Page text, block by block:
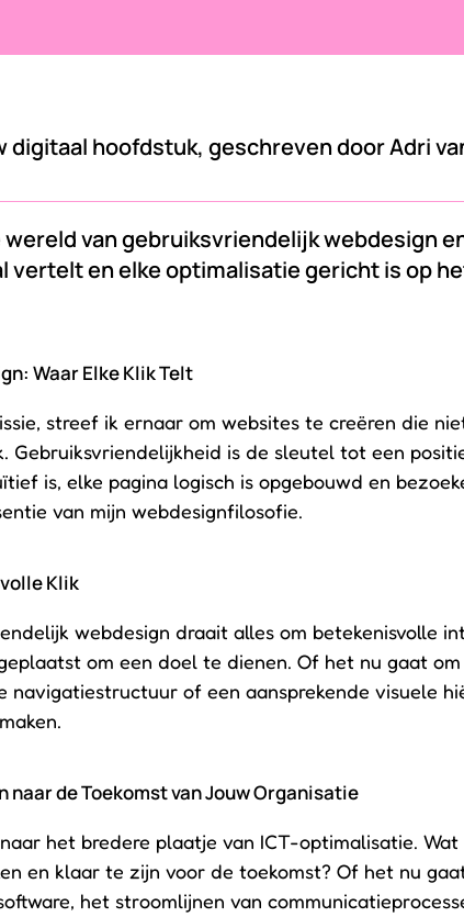
digitaal hoofdstuk, geschreven door Adri
wereld van gebruiksvriendelijk webdesign
vertelt en elke optimalisatie gericht is op
Waar Elke Klik Telt
streef ik ernaar om websites te creëren die
Gebruiksvriendelijkheid is de sleutel tot een
is, elke pagina logisch is opgebouwd en
van mijn webdesignfilosofie.
Klik
webdesign draait alles om betekenisvolle
om een doel te dienen. Of het nu gaat
of een aansprekende visuele
de Toekomst van Jouw Organisatie
het bredere plaatje van ICT-optimalisatie.
en klaar te zijn voor de toekomst? Of het nu
het stroomlijnen van